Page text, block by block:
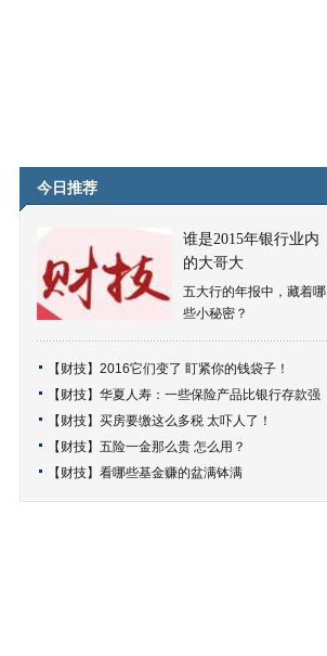
今日推荐
谁是2015年银行业内
的大哥大
五大行的年报中，藏着哪
些小秘密？
【财技】 2016它们变了 盯紧你的钱袋子！
【财技】 华夏人寿：一些保险产品比银行存款强
【财技】 买房要缴这么多税 太吓人了！
【财技】 五险一金那么贵 怎么用？
【财技】 看哪些基金赚的盆满钵满